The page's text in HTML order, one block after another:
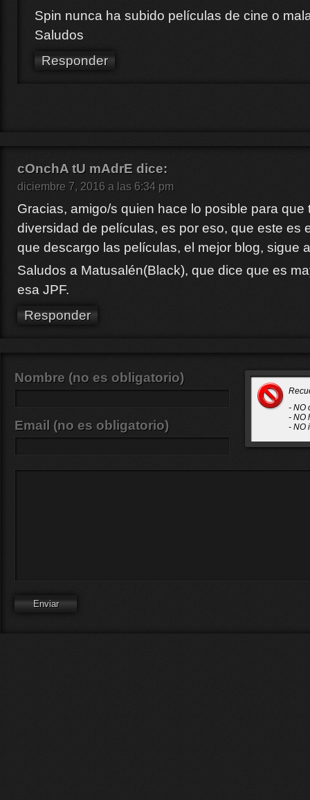
Spin nunca ha subido películas de cine o
Saludos
Responder
cOnchA tU mAdrE dice:
diciembre 7, 2016 a las 6:34 pm
Gracias, amigo/s quien hace lo posible para que
diversidad de películas, es por eso, que este es
que descargo las películas, el mejor blog, sigue
Saludos a Matusalén(Black), que dice que es
esa JPF.
Responder
- NO
- NO
- NO
Nombre (no es obligatorio)
Email (no es obligatorio)